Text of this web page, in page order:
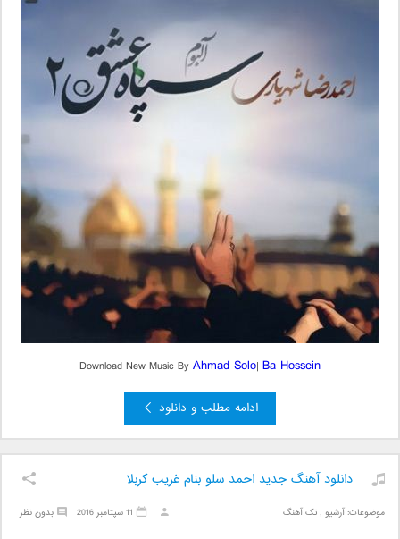
Download New Music ByAhmad Solo| Ba Hossein
ادامه مطلب و دانلود
دانلود آهنگ جدید احمد سلو بنام غریب کربلا
موضوعات:آرشیو ,تک آهنگ بدون نظر 11 سپتامبر 2016